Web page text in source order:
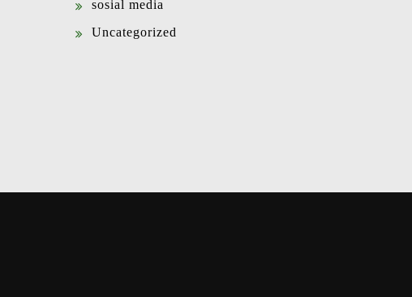
sosial media
Uncategorized